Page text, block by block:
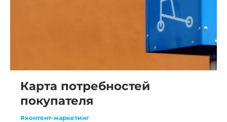
Карта потребностей
покупателя
#контент-маркетинг